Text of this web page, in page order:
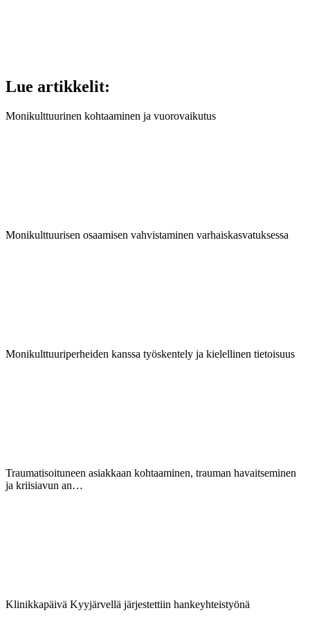
Lue artikkelit:
Monikulttuurinen kohtaaminen ja vuorovaikutus
Monikulttuurisen osaamisen vahvistaminen varhaiskasvatuksessa
Monikulttuuriperheiden kanssa työskentely ja kielellinen tietoisuus
Traumatisoituneen asiakkaan kohtaaminen, trauman havaitseminen
ja kriisiavun an…
Klinikkapäivä Kyyjärvellä järjestettiin hankeyhteistyönä